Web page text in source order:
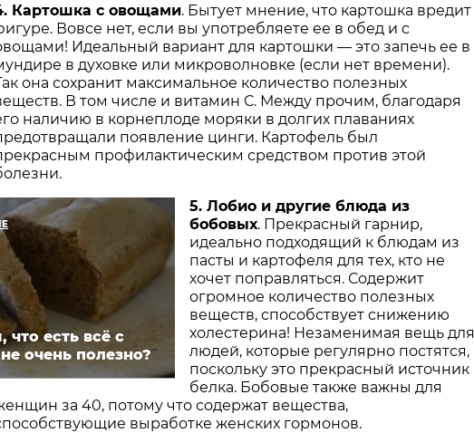
Картошка с овощами. Бытует мнение, что картошка вредит
Вовсе нет, если вы употребляете ее в обед и с
Идеальный вариант для картошки — это запечь ее в
в духовке или микроволновке (если нет времени).
она сохранит максимальное количество полезных
В том числе и витамин С. Между прочим, благодаря
наличию в корнеплоде моряки в долгих плаваниях
появление цинги. Картофель был
профилактическим средством против этой
что есть всё с
очень полезно?
5. Лобио и другие блюда из
бобовых. Прекрасный гарнир,
идеально подходящий к блюдам из
пасты и картофеля для тех, кто не
хочет поправляться. Содержит
огромное количество полезных
веществ, способствует снижению
холестерина! Незаменимая вещь для
людей, которые регулярно постятся,
поскольку это прекрасный источник
белка. Бобовые также важны для
за 40, потому что содержат вещества,
выработке женских гормонов.